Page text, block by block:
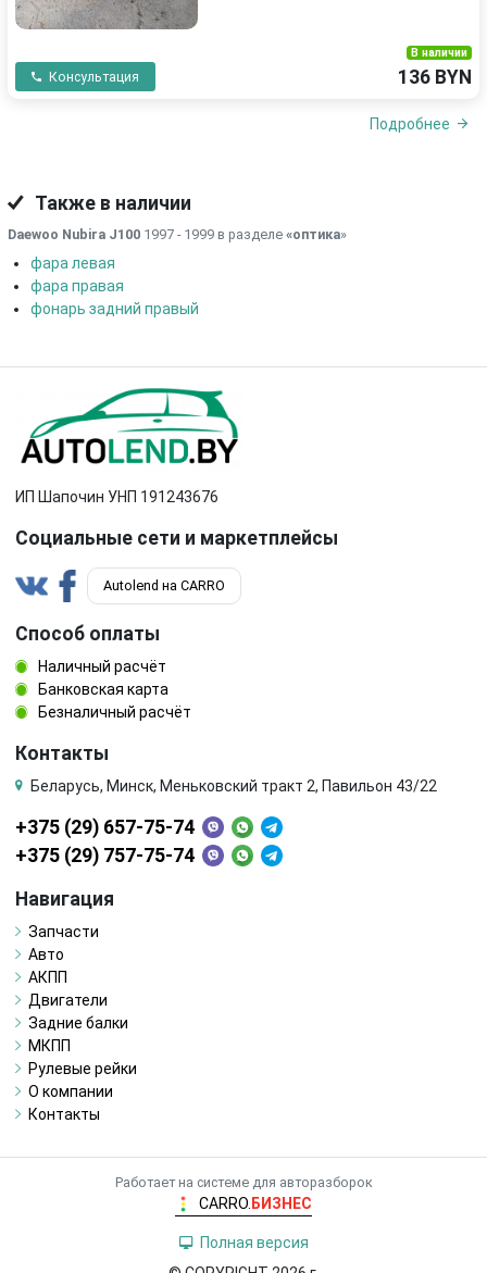
Консультация
В наличии
136 BYN
Подробнее
Также в наличии
Daewoo Nubira J100 1997 - 1999 в разделе «оптика»
фара левая
фара правая
фонарь задний правый
ИП Шапочин УНП 191243676
Социальные сети и маркетплейсы
Autolend на CARRO
Способ оплаты
Наличный расчёт
Банковская карта
Безналичный расчёт
Контакты
Беларусь, Минск, Меньковский тракт 2, Павильон 43/22
+375 (29) 657-75-74
+375 (29) 757-75-74
Навигация
Запчасти
Авто
АКПП
Двигатели
Задние балки
МКПП
Рулевые рейки
О компании
Контакты
Работает на системе для авторазборок
CARRO. БИЗНЕС
Полная версия